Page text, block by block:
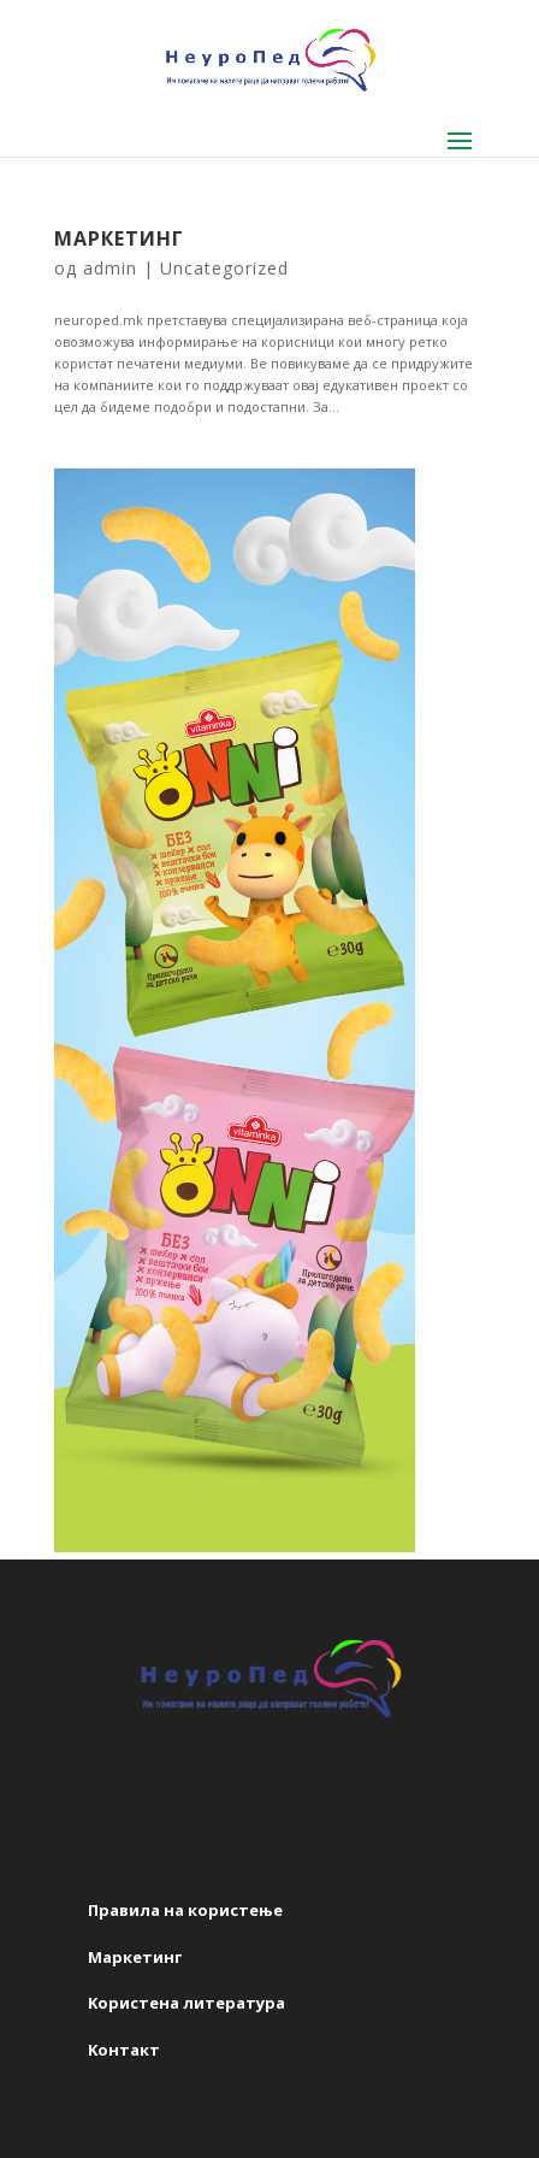
МАРКЕТИНГ
од admin | Uncategorized
neuroped.mk претставува специјализирана веб-страница која
овозможува информирање на корисници кои многу ретко
користат печатени медиуми. Ве повикуваме да се придружите
на компаниите кои го поддржуваат овај едукативен проект со
цел да бидеме подобри и подостапни. За...
Правила на користење
Маркетинг
Kористена литература
Kонтакт